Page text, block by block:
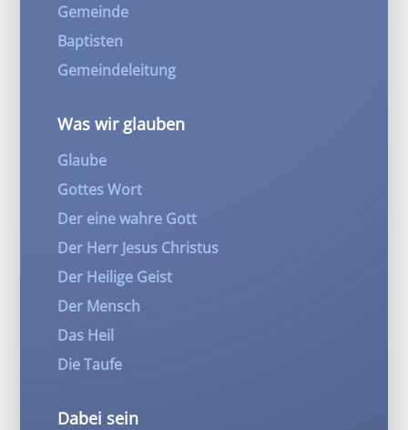
Gemeinde
Baptisten
Gemeindeleitung
Was wir glauben
Glaube
Gottes Wort
Der eine wahre Gott
Der Herr Jesus Christus
Der Heilige Geist
Der Mensch
Das Heil
Die Taufe
Dabei sein